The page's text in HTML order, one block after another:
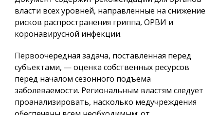
власти всех уровней, направленные на снижение
рисков распространения гриппа, ОРВИ и
коронавирусной инфекции.
Первоочередная задача, поставленная перед
субъектами, — оценка собственных ресурсов
перед началом сезонного подъема
заболеваемости. Региональным властям следует
проанализировать, насколько медучреждения